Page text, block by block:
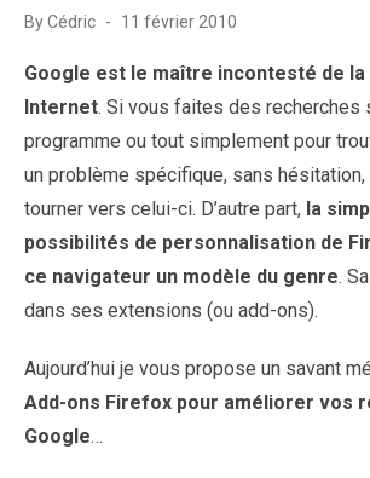
ByCédric
Posted
11 février 2010
Google est le maître incontesté de
Internet. Si vous faites des recherches
programme ou tout simplement pour
un problème spécifique, sans
tourner vers celui-ci. D’autre part, la
possibilités de personnalisation de
ce navigateur un modèle du genre.
dans ses extensions (ou add-ons).
Aujourd’hui je vous propose un savant
Add-ons Firefox pour améliorer vos
Google…